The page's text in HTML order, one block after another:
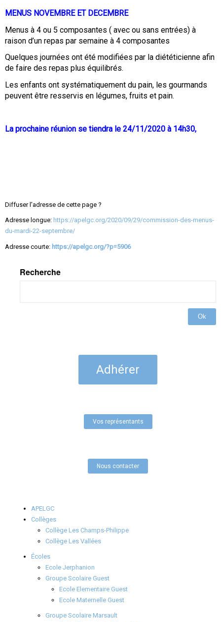
MENUS NOVEMBRE ET DECEMBRE
Menus à 4 ou 5 composantes ( avec ou sans entrées) à
raison d’un repas par semaine à 4 composantes
Quelques journées ont été modifiées par la diététicienne afin
de faire des repas plus équilibrés.
Les enfants ont systématiquement du pain, les gourmands
peuvent être resservis en légumes, fruits et pain.
La prochaine réunion se tiendra le 24/11/2020 à 14h30,
Diffuser l'adresse de cette page ?
Adresse longue: https://apelgc.org/2020/09/29/commission-des-menus-
du-mardi-22-septembre/
Adresse courte: https://apelgc.org/?p=5906
Recherche
Ok
Adhérer
Vos représentants
Nous contacter
APELGC
Collèges
Collège Les Champs-Philippe
Collège Les Vallées
Écoles
Ecole Jerphanion
Groupe Scolaire Guest
Ecole Elementaire Guest
Ecole Maternelle Guest
Groupe Scolaire Marsault